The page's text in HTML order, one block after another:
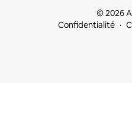
© 2026
Confidentialité